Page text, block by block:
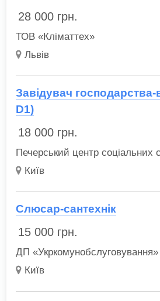
28 000 грн.
ТОВ «Кліматтех»
Львів
Завідувач господарства-
D1)
18 000 грн.
Печерський центр соціальних
Київ
Слюсар-сантехнік
15 000 грн.
ДП «Укркомунобслуговування»
Київ